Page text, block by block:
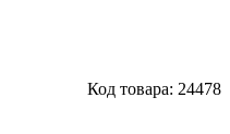
Код товара: 24478